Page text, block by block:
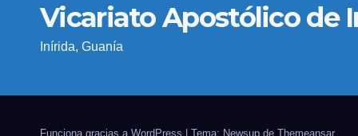
Vicariato Apostólico de
Inírida, Guanía
Funciona gracias a WordPress Tema: Newsup de Themeansar